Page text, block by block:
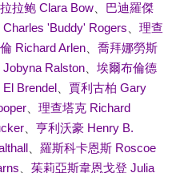
拉鲍 Clara Bow、 巴迪羅傑
Charles 'Buddy' Rogers
理查
Richard Arlen、 喬拜娜勞斯
Jobyna Ralston、 埃爾布倫德
El Brendel、 賈利古柏 Gary
、 理查塔克 Richard
、 亨利沃豪 Henry B.
、 羅斯科卡恩斯 Roscoe
茱莉亞斯韋恩戈登 Julia